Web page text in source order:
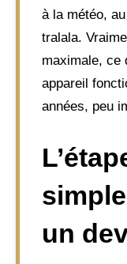
à la météo,
tralala.
maximale, ce
appareil
années, peu
un